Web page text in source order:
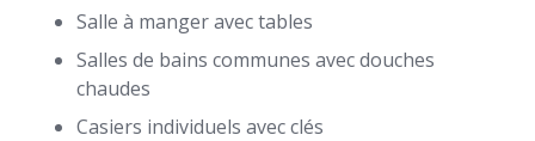
Salle à manger avec tables
Salles de bains communes avec douches
chaudes
Casiers individuels avec clés